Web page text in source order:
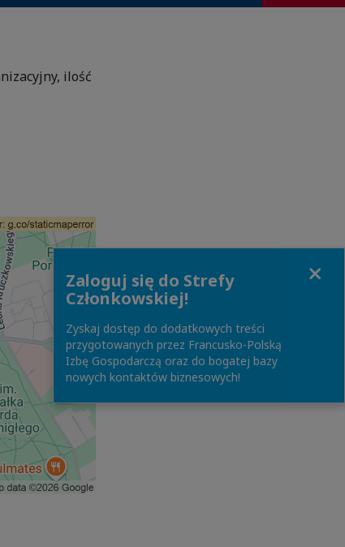
ilość
Zaloguj się do Strefy
Członkowskiej!
Zyskaj dostęp do dodatkowych treści
przygotowanych przez Francusko-Polską
Izbę Gospodarczą oraz do bogatej bazy
nowych kontaktów biznesowych!